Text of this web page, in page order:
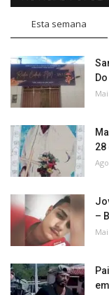
Esta semana
28
–